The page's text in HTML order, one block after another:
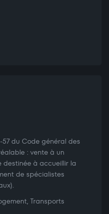
57 du Code général des
: vente à un
à accueillir la
de spécialistes
Transports